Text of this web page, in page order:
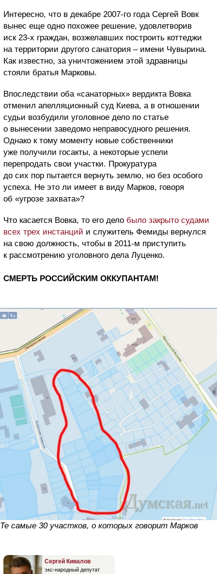
Интересно, что в декабре 2007-го года Сергей Вовк
вынес еще одно похожее решение, удовлетворив
иск 23-х граждан, возжелавших построить коттеджи
на территории другого санатория – имени Чувырина.
Как известно, за уничтожением этой здравницы
стояли братья Марковы.
Впоследствии оба «санаторных» вердикта Вовка
отменил апелляционный суд Киева, а в отношении
судьи возбудили уголовное дело по статье
о вынесении заведомо неправосудного решения.
Однако к тому моменту новые собственники
уже получили госакты, а некоторые успели
перепродать свои участки. Прокуратура
до сих пор пытается вернуть землю, но без особого
успеха. Не это ли имеет в виду Марков, говоря
об «угрозе захвата»?
Что касается Вовка, то его дело было закрыто судами
всех трех инстанций и служитель Фемиды вернулся
на свою должность, чтобы в 2011-м приступить
к рассмотрению уголовного дела Луценко.
СМЕРТЬ РОССИЙСКИМ ОККУПАНТАМ!
Те самые 30 участков, о которых говорит Марков
Сергей Кивалов
экс-народный депутат